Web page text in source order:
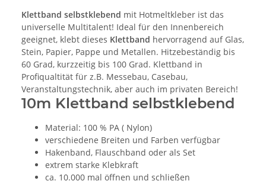
Klettband selbstklebend mit Hotmeltkleber ist das
universelle Multitalent! Ideal für den Innenbereich
geeignet, klebt dieses Klettband hervorragend auf Glas,
Stein, Papier, Pappe und Metallen. Hitzebeständig bis
60 Grad, kurzzeitig bis 100 Grad. Klettband in
Profiqualtität für z.B. Messebau, Casebau,
Veranstaltungstechnik, aber auch im privaten Bereich!
10m Klettband selbstklebend
Material: 100 % PA ( Nylon)
verschiedene Breiten und Farben verfügbar
Hakenband, Flauschband oder als Set
extrem starke Klebkraft
ca. 10.000 mal öffnen und schließen